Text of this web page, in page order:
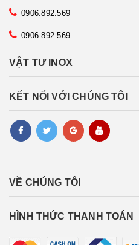
0906.892.569
0906.892.569
VẬT TƯ INOX
KẾT NỐI VỚI CHÚNG TÔI
VỀ CHÚNG TÔI
HÌNH THỨC THANH TOÁN